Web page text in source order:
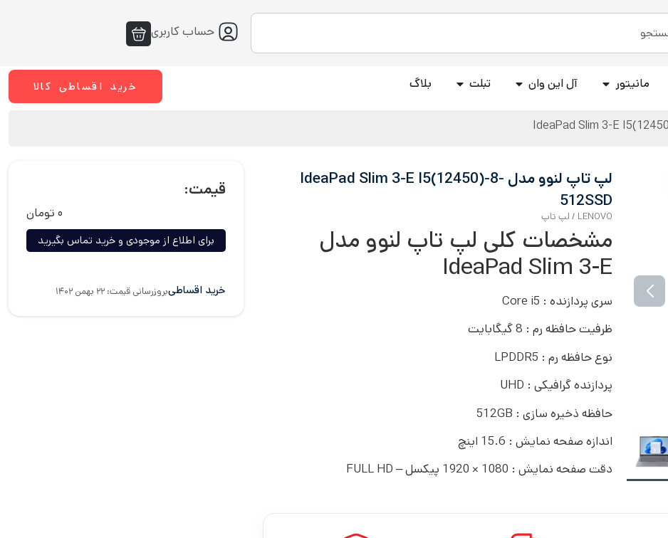
حساب کاربری
مانیتور آل این وان تبلت بلاگ خرید اقساطی کالا
لپ تاپ لنوو مدل IdeaPad Slim 3-E I5(12450)-8-
512SSD
LENOVO
/ لپ تاپ
مشخصات کلی لپ تاپ لنوو مدل
IdeaPad Slim 3-E
سری پردازنده : Core i5
ظرفیت حافظه رم : 8 گیگابایت
نوع حافظه رم : LPDDR5
پردازنده گرافیکی : UHD
حافظه ذخیره سازی : 512GB
اندازه صفحه نمایش : 15.6 اینچ
دقت صفحه نمایش : 1080 × 1920 پیکسل – FULL HD
قیمت:
۰ تومان
برای اطلاع از موجودی و خرید تماس بگیرید
خرید اقساطیبروزرسانی قیمت: ۲۲ بهمن ۱۴۰۲